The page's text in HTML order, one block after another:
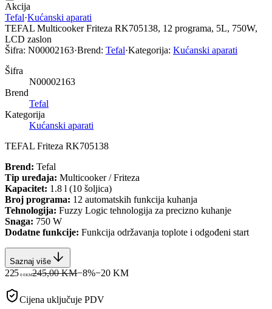
Akcija
Tefal·Kućanski aparati
TEFAL Multicooker Friteza RK705138, 12 programa, 5L, 750W,
LCD zaslon
Šifra: N00002163·Brend: Tefal·Kategorija: Kućanski aparati
Šifra
N00002163
Brend
Tefal
Kategorija
Kućanski aparati
TEFAL Friteza RK705138
Brend: Tefal
Tip uređaja: Multicooker / Friteza
Kapacitet: 1.8 l (10 šoljica)
Broj programa: 12 automatskih funkcija kuhanja
Tehnologija: Fuzzy Logic tehnologija za precizno kuhanje
Snaga: 750 W
Dodatne funkcije: Funkcija održavanja toplote i odgođeni start
Saznaj više
225 00KM245,00 KM−8%−20 KM
Cijena uključuje PDV